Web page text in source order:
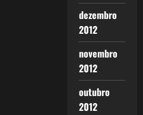
dezembro
2012
novembro
2012
outubro
2012